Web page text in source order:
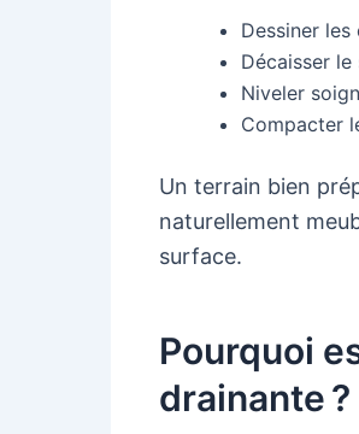
Dessiner
Décaisser
Niveler
Compacter
Un terrain bien
naturellement
surface.
Pourquoi
drainante ?